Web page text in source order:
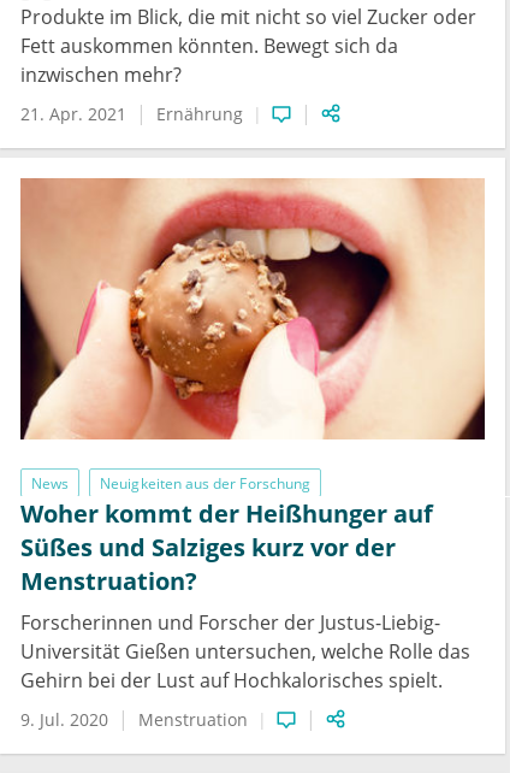
Produkte im Blick, die mit nicht so viel Zucker oder
Fett auskommen könnten. Bewegt sich da
inzwischen mehr?
21. Apr. 2021 Ernährung
News Neuigkeiten aus der Forschung
Woher kommt der Heißhunger auf
Süßes und Salziges kurz vor der
Menstruation?
Forscherinnen und Forscher der Justus-Liebig-
Universität Gießen untersuchen, welche Rolle das
Gehirn bei der Lust auf Hochkalorisches spielt.
9. Jul. 2020 Menstruation